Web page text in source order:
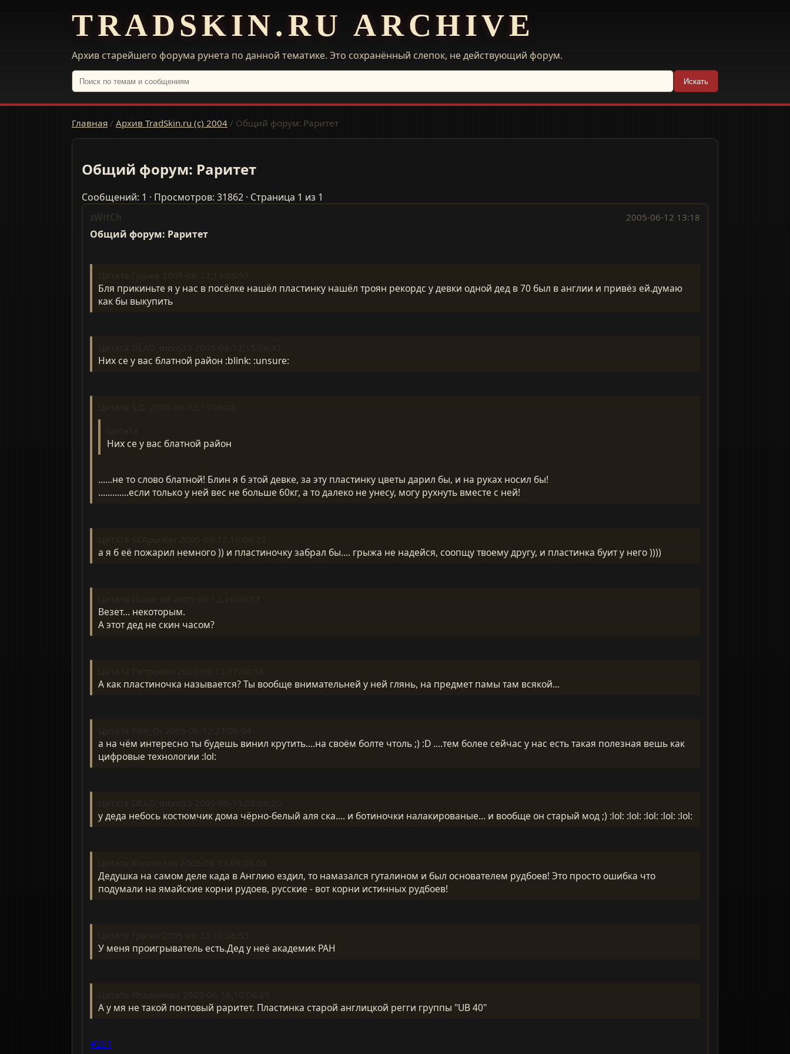
TRADSKIN.RU ARCHIVE
Архив старейшего форума рунета по данной тематике. Это сохранённый слепок, не действующий форум.
Искать
Главная / Архив TradSkin.ru (с) 2004 / Общий форум: Раритет
Общий форум: Раритет
Сообщений: 1 · Просмотров: 31862 · Страница 1 из 1
zWitCh 2005-06-12 13:18
Общий форум: Раритет
Бля прикиньте я у нас в посёлке нашёл пластинку нашёл троян рекордс у девки одной дед в 70 был в англии и привёз ей.думаю
как бы выкупить
Них се у вас блатной район :blink: :unsure:
Них се у вас блатной район
......не то слово блатной! Блин я б этой девке, за эту пластинку цветы дарил бы, и на руках носил бы!
.............если только у ней вес не больше 60кг, а то далеко не унесу, могу рухнуть вместе с ней!
а я б её пожарил немного )) и пластиночку забрал бы.... грыжа не надейся, соопщу твоему другу, и пластинка буит у него ))))
Везет... некоторым.
А этот дед не скин часом?
А как пластиночка называется? Ты вообще внимательней у ней глянь, на предмет памы там всякой...
а на чём интересно ты будешь винил крутить....на своём болте чтоль ;) :D ....тем более сейчас у нас есть такая полезная вешь как
цифровые технологии :lol:
у деда небось костюмчик дома чёрно-белый аля ска.... и ботиночки налакированые... и вообще он старый мод ;) :lol: :lol: :lol: :lol: :lol:
Дедушка на самом деле када в Англию ездил, то намазался гуталином и был основателем рудбоев! Это просто ошибка что
подумали на ямайские корни рудоев, русские - вот корни истинных рудбоев!
У меня проигрыватель есть.Дед у неё академик РАН
А у мя не такой понтовый раритет. Пластинка старой англицкой регги группы "UB 40"
#261